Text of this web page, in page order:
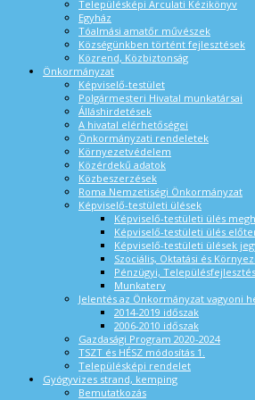
Településképi Arculati Kézikönyv
Egyház
Tóalmási amatőr művészek
Községünkben történt fejlesztések
Közrend, Közbiztonság
Önkormányzat
Képviselő-testület
Polgármesteri Hivatal munkatársai
Álláshirdetések
A hivatal elérhetőségei
Önkormányzati rendeletek
Környezetvédelem
Közérdekű adatok
Közbeszerzések
Roma Nemzetiségi Önkormányzat
Képviselő-testületi ülések
Képviselő-testületi ülés
Képviselő-testületi ülés
Képviselő-testületi ülések
Szociális, Oktatási és
Pénzügyi,
Munkaterv
Jelentés az Önkormányzat vagyoni
2014-2019 időszak
2006-2010 időszak
Gazdasági Program 2020-2024
TSZT és HÉSZ módosítás 1.
Településképi rendelet
Gyógyvizes strand, kemping
Bemutatkozás